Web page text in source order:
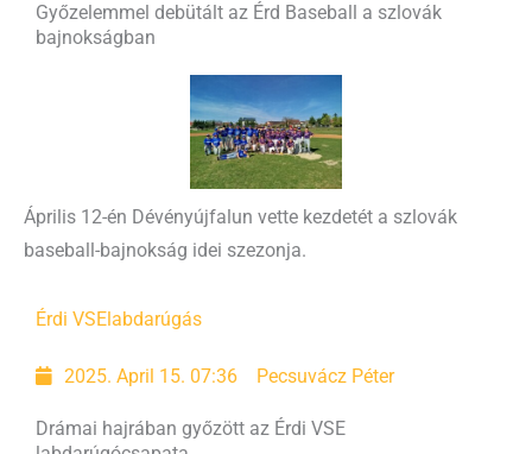
Győzelemmel debütált az Érd Baseball a szlovák
bajnokságban
Április 12-én Dévényújfalun vette kezdetét a szlovák
baseball-bajnokság idei szezonja.
Érdi VSE labdarúgás
2025. April 15. 07:36 Pecsuvácz Péter
Drámai hajrában győzött az Érdi VSE